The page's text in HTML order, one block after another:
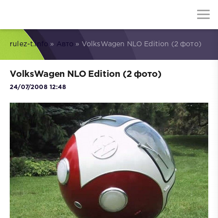
rulez-t.info » Авто » VolksWagen NLO Edition (2 фото)
VolksWagen NLO Edition (2 фото)
24/07/2008 12:48